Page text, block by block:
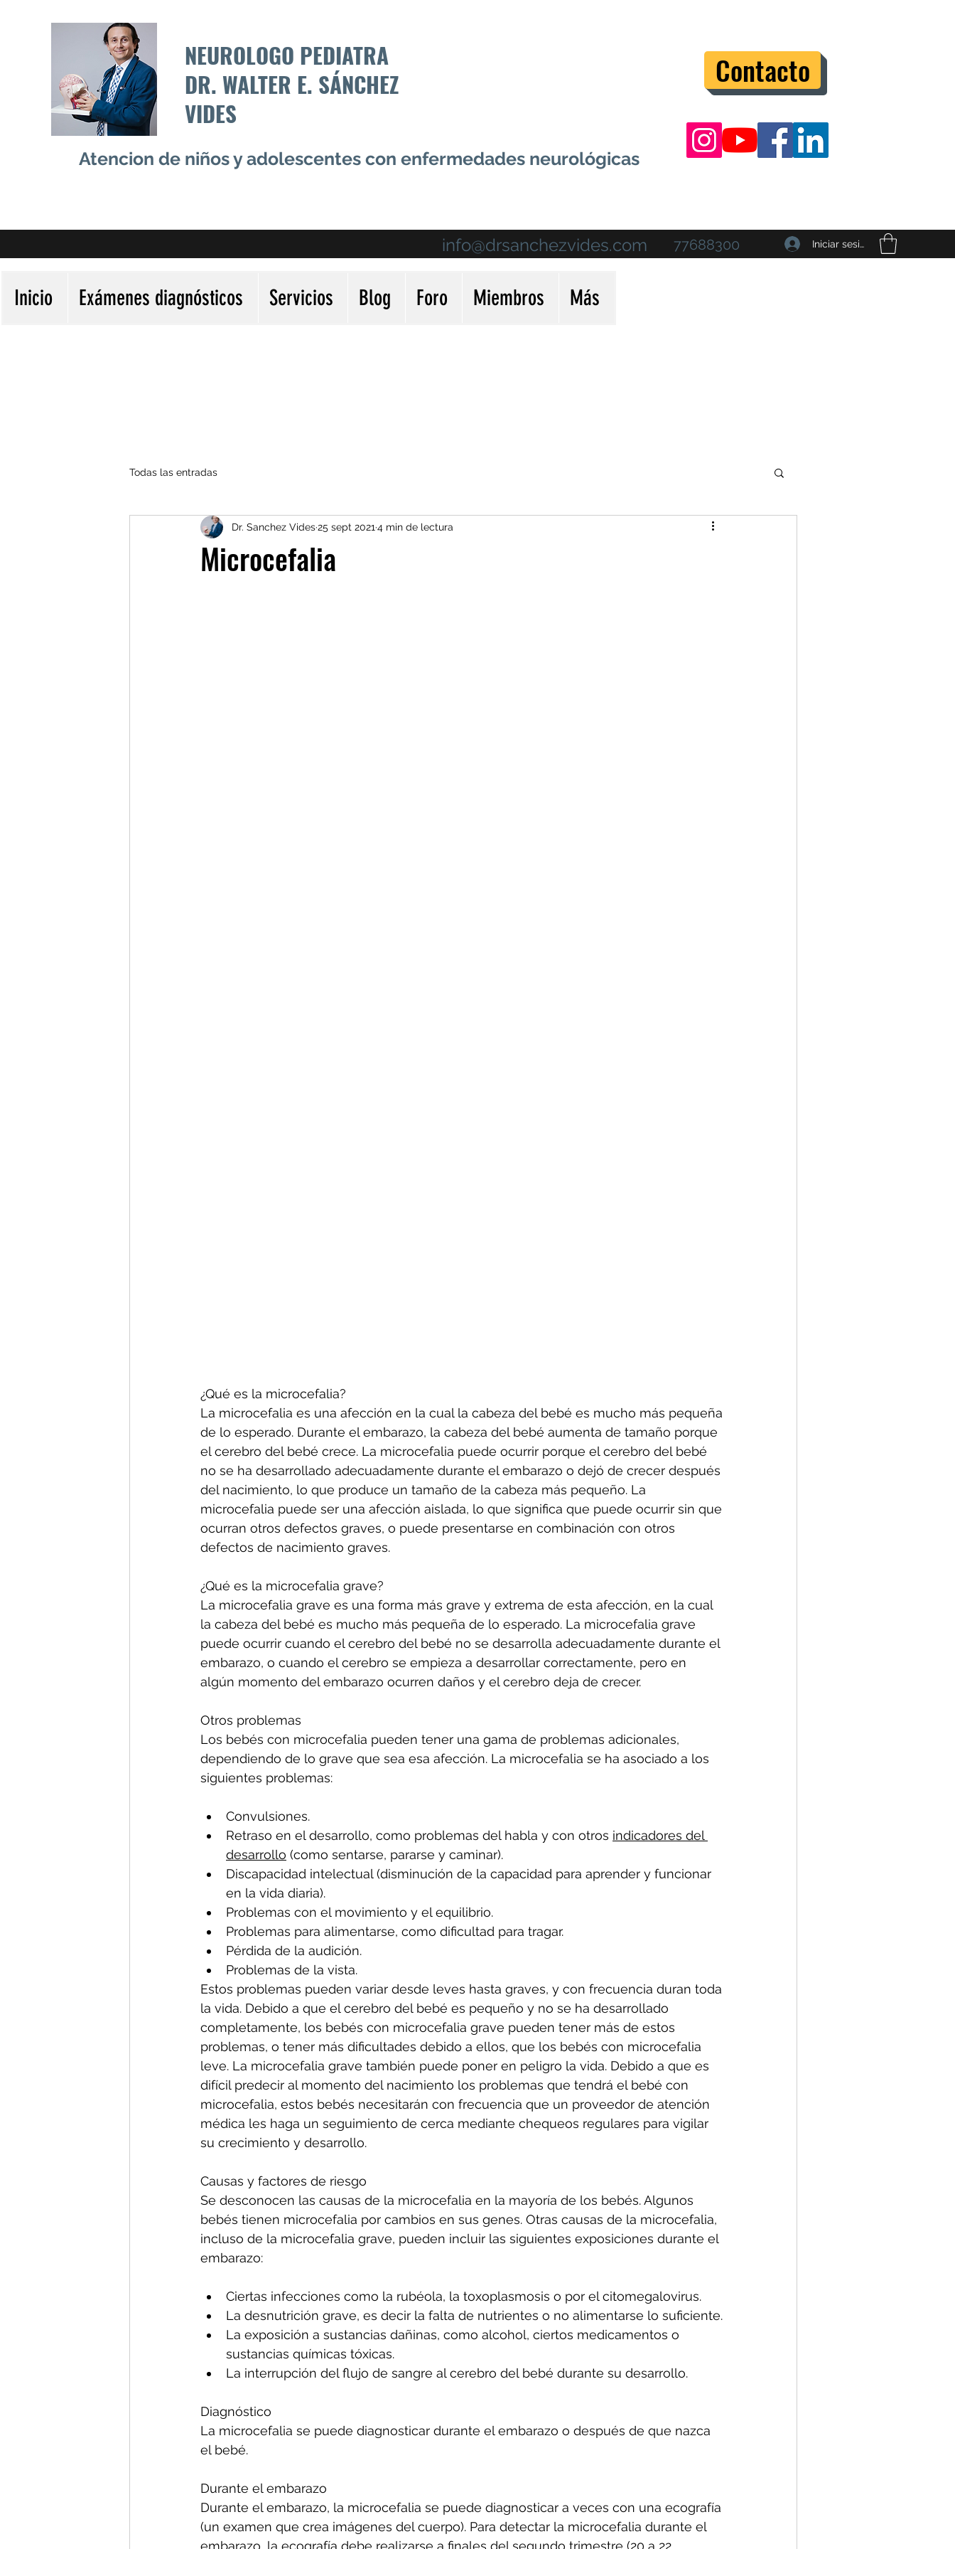
NEUROLOGO PEDIATRA
DR. WALTER E. SÁNCHEZ
VIDES
Atencion de niños y adolescentes con enfermedades neurológicas
Contacto
info@drsanchezvides.com 77688300 Iniciar sesión
Inicio Exámenes diagnósticos Servicios Blog Foro Miembros Más
Todas las entradas
Microcefalia
Dr. Sanchez Vides25 sept 2021 4 min de lectura
¿Qué es la microcefalia?
La microcefalia es una afección en la cual la cabeza del bebé es mucho más pequeña
de lo esperado. Durante el embarazo, la cabeza del bebé aumenta de tamaño porque
el cerebro del bebé crece. La microcefalia puede ocurrir porque el cerebro del bebé
no se ha desarrollado adecuadamente durante el embarazo o dejó de crecer después
del nacimiento, lo que produce un tamaño de la cabeza más pequeño. La
microcefalia puede ser una afección aislada, lo que significa que puede ocurrir sin que
ocurran otros defectos graves, o puede presentarse en combinación con otros
defectos de nacimiento graves.
¿Qué es la microcefalia grave?
La microcefalia grave es una forma más grave y extrema de esta afección, en la cual
la cabeza del bebé es mucho más pequeña de lo esperado. La microcefalia grave
puede ocurrir cuando el cerebro del bebé no se desarrolla adecuadamente durante el
embarazo, o cuando el cerebro se empieza a desarrollar correctamente, pero en
algún momento del embarazo ocurren daños y el cerebro deja de crecer.
Otros problemas
Los bebés con microcefalia pueden tener una gama de problemas adicionales,
dependiendo de lo grave que sea esa afección. La microcefalia se ha asociado a los
siguientes problemas:
Convulsiones.
Retraso en el desarrollo, como problemas del habla y con otros indicadores del
desarrollo (como sentarse, pararse y caminar).
Discapacidad intelectual (disminución de la capacidad para aprender y funcionar
en la vida diaria).
Problemas con el movimiento y el equilibrio.
Problemas para alimentarse, como dificultad para tragar.
Pérdida de la audición.
Problemas de la vista.
Estos problemas pueden variar desde leves hasta graves, y con frecuencia duran toda
la vida. Debido a que el cerebro del bebé es pequeño y no se ha desarrollado
completamente, los bebés con microcefalia grave pueden tener más de estos
problemas, o tener más dificultades debido a ellos, que los bebés con microcefalia
leve. La microcefalia grave también puede poner en peligro la vida. Debido a que es
difícil predecir al momento del nacimiento los problemas que tendrá el bebé con
microcefalia, estos bebés necesitarán con frecuencia que un proveedor de atención
médica les haga un seguimiento de cerca mediante chequeos regulares para vigilar
su crecimiento y desarrollo.
Causas y factores de riesgo
Se desconocen las causas de la microcefalia en la mayoría de los bebés. Algunos
bebés tienen microcefalia por cambios en sus genes. Otras causas de la microcefalia,
incluso de la microcefalia grave, pueden incluir las siguientes exposiciones durante el
embarazo:
Ciertas infecciones como la rubéola, la toxoplasmosis o por el citomegalovirus.
La desnutrición grave, es decir la falta de nutrientes o no alimentarse lo suficiente.
La exposición a sustancias dañinas, como alcohol, ciertos medicamentos o
sustancias químicas tóxicas.
La interrupción del flujo de sangre al cerebro del bebé durante su desarrollo.
Diagnóstico
La microcefalia se puede diagnosticar durante el embarazo o después de que nazca
el bebé.
Durante el embarazo
Durante el embarazo, la microcefalia se puede diagnosticar a veces con una ecografía
(un examen que crea imágenes del cuerpo). Para detectar la microcefalia durante el
embarazo, la ecografía debe realizarse a finales del segundo trimestre (20 a 22